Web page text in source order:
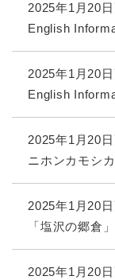
2025年1月20
English
2025年1月20
English
2025年1月20
ニホンカモシ
2025年1月20
「塩沢の郷倉
2025年1月20